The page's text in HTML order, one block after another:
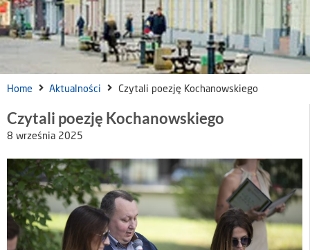
Home Aktualności Czytali poezję Kochanowskiego
Czytali poezję Kochanowskiego
8 września 2025